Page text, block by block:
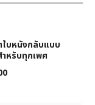
ใบหนังกลับแบบ
หรับทุกเพศ